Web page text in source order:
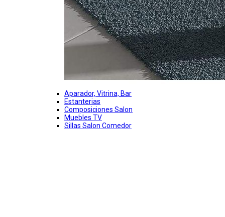
Aparador, Vitrina, Bar
Estanterias
Composiciones Salon
Muebles TV
Sillas Salon Comedor